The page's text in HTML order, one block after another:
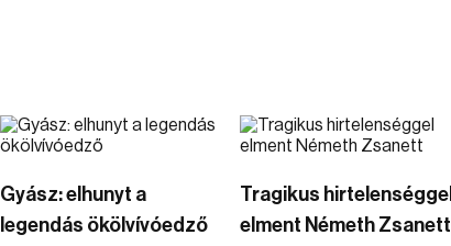
Gyász: elhunyt a
legendás ökölvívóedző
Tragikus hirtelenséggel
elment Németh Zsanett